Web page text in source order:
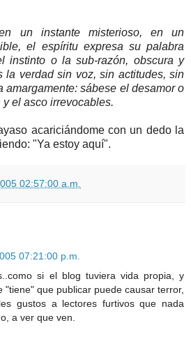
un instante misterioso, en un
el espíritu expresa su palabra
instinto o la sub-razón, obscura y
la verdad sin voz, sin actitudes, sin
amargamente: sábese el desamor o
el asco irrevocables.
acariciándome con un dedo la
"Ya estoy aquí".
02:57:00 a.m.
07:21:00 p.m.
si el blog tuviera vida propia, y
"tiene" que publicar puede causar terror,
gustos a lectores furtivos que nada
a ver que ven.